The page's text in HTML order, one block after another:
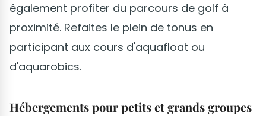
également profiter du parcours de golf à
proximité. Refaites le plein de tonus en
participant aux cours d'aquafloat ou
d'aquarobics.
Hébergements pour petits et grands groupes